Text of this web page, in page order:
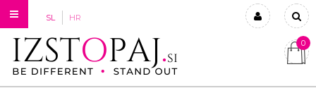
SL HR
Prijavi se
0